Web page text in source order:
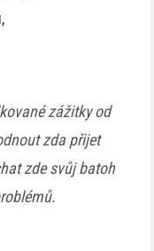
zážitky od
zda přijet
zde svůj batoh